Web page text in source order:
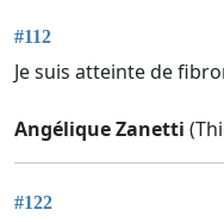
#112
Je suis atteinte de
Angélique Zanetti
#122